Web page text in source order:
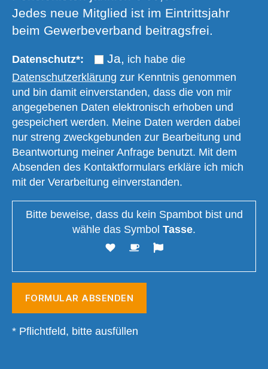
Jedes neue Mitglied ist im Eintrittsjahr
beim Gewerbeverband beitragsfrei.
Datenschutz*: Ja, ich habe die
Datenschutzerklärung zur Kenntnis genommen
und bin damit einverstanden, dass die von mir
angegebenen Daten elektronisch erhoben und
gespeichert werden. Meine Daten werden dabei
nur streng zweckgebunden zur Bearbeitung und
Beantwortung meiner Anfrage benutzt. Mit dem
Absenden des Kontaktformulars erkläre ich mich
mit der Verarbeitung einverstanden.
Bitte beweise, dass du kein Spambot bist und
wähle das Symbol Tasse.
* Pflichtfeld, bitte ausfüllen